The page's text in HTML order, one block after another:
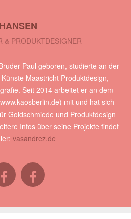
HANSEN
& PRODUKTDESIGNER
Paul geboren, studierte an der
Maastricht Produktdesign,
Seit 2014 arbeitet er an dem
mit und hat sich
Goldschmiede und Produktdesign
Infos über seine Projekte findet
vasandrez.de